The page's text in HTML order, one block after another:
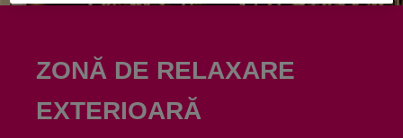
ZONĂ DE RELAXARE
EXTERIOARĂ